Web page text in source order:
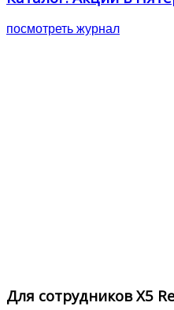
посмотреть журнал
Для сотрудников X5